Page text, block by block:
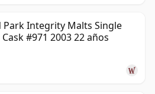
Park Integrity Malts Single
#971 2003 22 años